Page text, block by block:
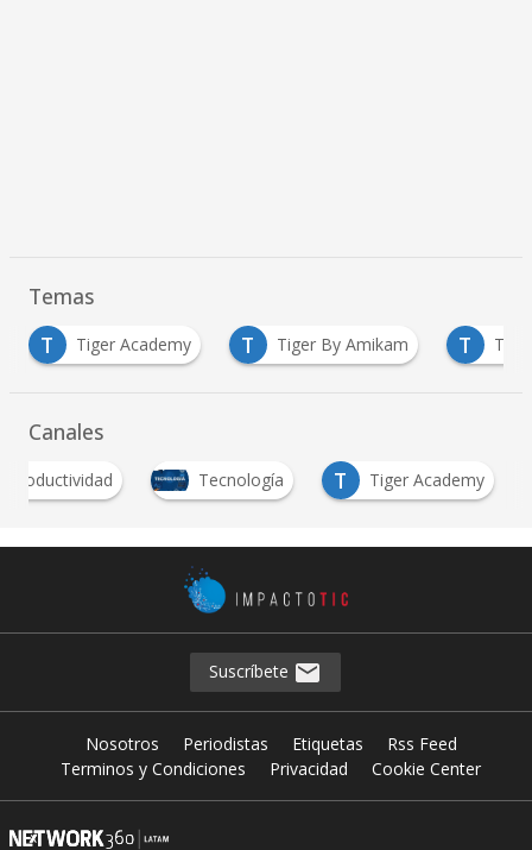
Temas
T Tiger By Amikam T
Trabajo en Línea
Canales
Productividad Tecnología T Tiger Academy
Suscríbete
Nosotros Periodistas Etiquetas
Rss Feed
Terminos y Condiciones
Privacidad Cookie Center